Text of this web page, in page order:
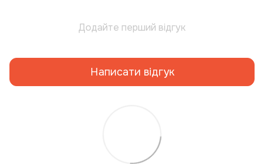
Додайте перший відгук
Написати відгук